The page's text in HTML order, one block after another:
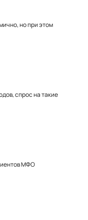
но при этом
спрос на такие
МФО